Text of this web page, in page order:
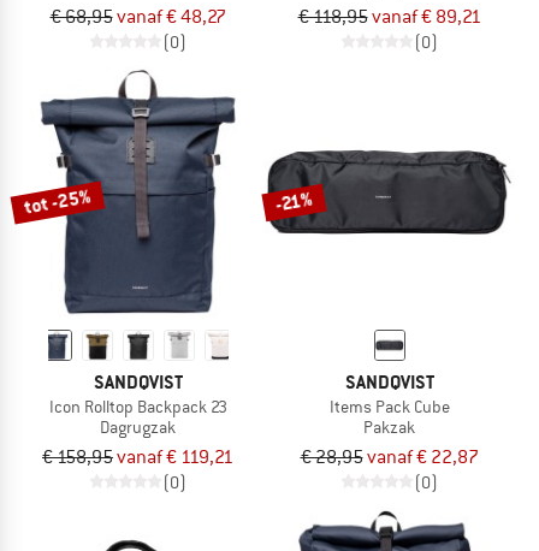
€ 68,95vanaf € 48,27
(0)
€ 118,95vanaf € 89,21
(0)
tot -25%
SANDQVIST
Icon Rolltop Backpack 23
Dagrugzak
€ 158,95vanaf € 119,21
(0)
-21%
SANDQVIST
Items Pack Cube
Pakzak
€ 28,95vanaf € 22,87
(0)